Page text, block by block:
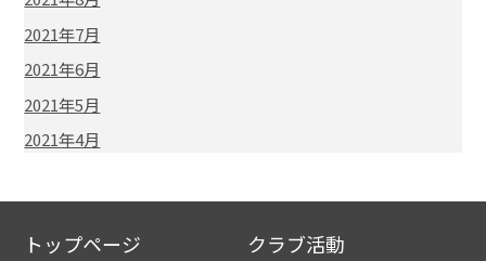
2021年7月
2021年6月
2021年5月
2021年4月
トップページ
クラブ活動